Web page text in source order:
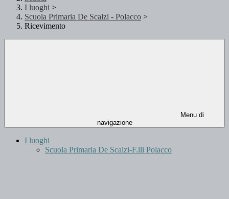
I luoghi >
Scuola Primaria De Scalzi - Polacco >
Ricevimento
Menu di
navigazione
I luoghi
Scuola Primaria De Scalzi-F.lli Polacco